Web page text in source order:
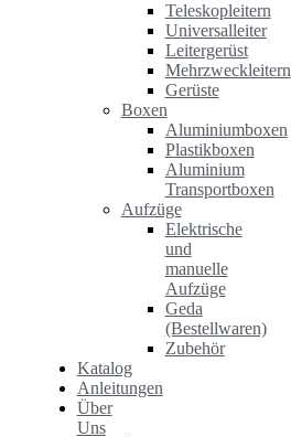
Teleskopleitern
Universalleiter
Leitergerüst
Mehrzweckleitern
Gerüste
Boxen
Aluminiumboxen
Plastikboxen
Aluminium
Transportboxen
Aufzüge
Elektrische
und
manuelle
Aufzüge
Geda
(Bestellwaren)
Zubehör
Katalog
Anleitungen
Über
Uns